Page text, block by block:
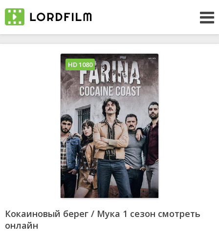
Кокаиновый берег / Мука 1 сезон смотреть
онлайн
HD 1080